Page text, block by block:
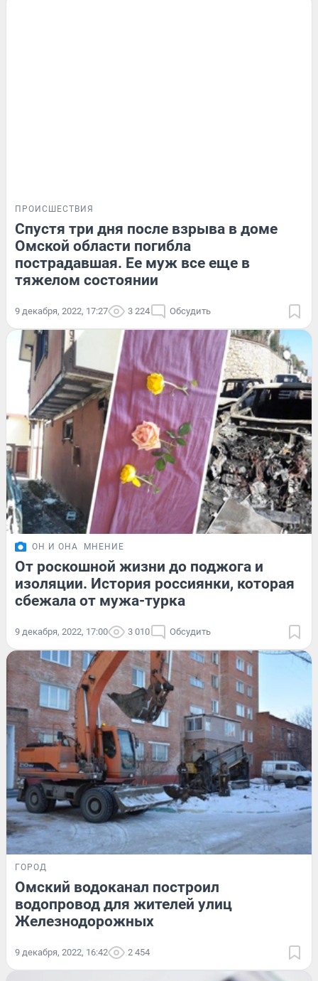
ПРОИСШЕСТВИЯ
Спустя три дня после взрыва в доме
Омской области погибла
пострадавшая. Ее муж все еще в
тяжелом состоянии
9 декабря, 2022, 17:27 3 224 Обсудить
ОН И ОНА МНЕНИЕ
От роскошной жизни до поджога и
изоляции. История россиянки, которая
сбежала от мужа-турка
9 декабря, 2022, 17:00 3 010 Обсудить
ГОРОД
Омский водоканал построил
водопровод для жителей улиц
Железнодорожных
9 декабря, 2022, 16:42 2 454